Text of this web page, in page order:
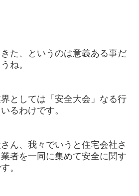
た、というのは意義ある事だ
ね。
としては「安全大会」なる行
るわけです。
ん、我々でいうと住宅会社さ
者を一同に集めて安全に関す
。